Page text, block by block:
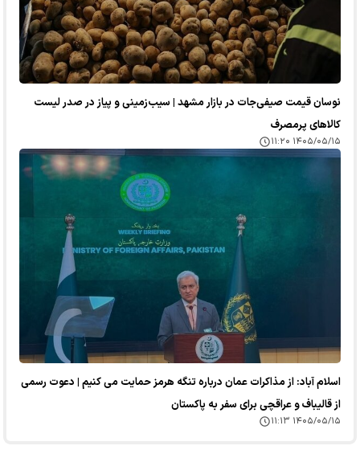
نوسان قیمت صیفی‌جات در بازار مشهد | سیب‌زمینی و پیاز در صدر لیست
کالا‌های پرمصرف
۱۴۰۵/۰۵/۱۵ ۱۱:۲۰
اسلام آباد: از مذاکرات عمان درباره تنگه هرمز حمایت می کنیم | دعوت رسمی
از قالیباف و عراقچی برای سفر به پاکستان
۱۴۰۵/۰۵/۱۵ ۱۱:۱۳